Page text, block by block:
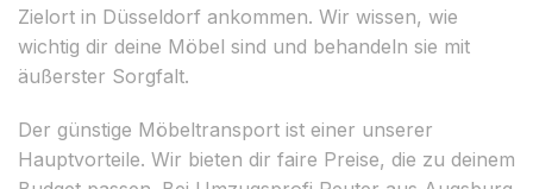
Zielort in Düsseldorf ankommen. Wir wissen, wie
wichtig dir deine Möbel sind und behandeln sie mit
äußerster Sorgfalt.
Der günstige Möbeltransport ist einer unserer
Hauptvorteile. Wir bieten dir faire Preise, die zu deinem